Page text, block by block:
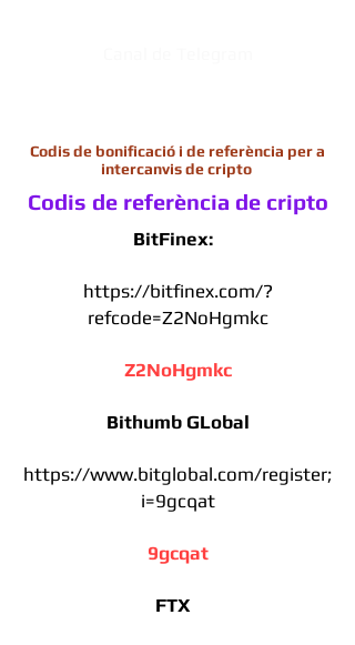
Codis de bonificació i de referència per a
intercanvis de cripto
Codis de referència de cripto
BitFinex:
https://bitfinex.com/?
refcode=Z2NoHgmkc
Z2NoHgmkc
Bithumb GLobal
https://www.bitglobal.com/register;
i=9gcqat
9gcqat
FTX